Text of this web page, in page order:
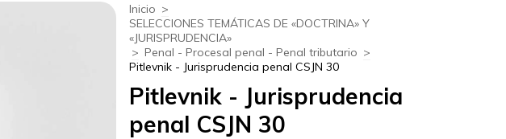
Inicio >
SELECCIONES TEMÁTICAS DE «DOCTRINA» Y
«JURISPRUDENCIA»
> Penal - Procesal penal - Penal tributario >
Pitlevnik - Jurisprudencia penal CSJN 30
Pitlevnik - Jurisprudencia
penal CSJN 30